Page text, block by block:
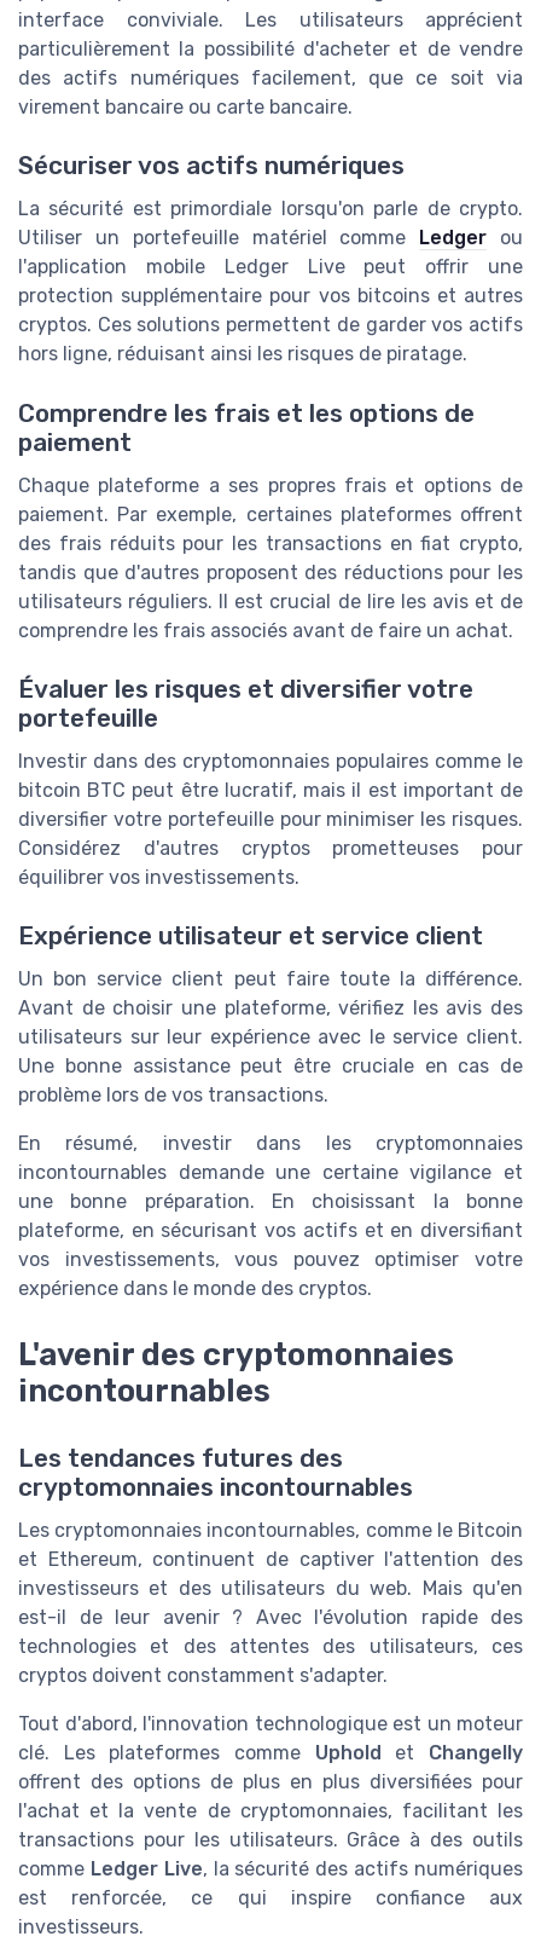
interface conviviale. Les utilisateurs apprécient
particulièrement la possibilité d'acheter et de vendre
des actifs numériques facilement, que ce soit via
virement bancaire ou carte bancaire.
Sécuriser vos actifs numériques
La sécurité est primordiale lorsqu'on parle de crypto.
Utiliser un portefeuille matériel comme
Ledger ou
l'application mobile Ledger Live peut offrir une
protection supplémentaire pour vos bitcoins et autres
cryptos. Ces solutions permettent de garder vos actifs
hors ligne, réduisant ainsi les risques de piratage.
Comprendre les frais et les options de
paiement
Chaque plateforme a ses propres frais et options de
paiement. Par exemple, certaines plateformes offrent
des frais réduits pour les transactions en fiat crypto,
tandis que d'autres proposent des réductions pour les
utilisateurs réguliers. Il est crucial de lire les avis et de
comprendre les frais associés avant de faire un achat.
Évaluer les risques et diversifier votre
portefeuille
Investir dans des cryptomonnaies populaires comme le
bitcoin BTC peut être lucratif, mais il est important de
diversifier votre portefeuille pour minimiser les risques.
Considérez d'autres cryptos prometteuses pour
équilibrer vos investissements.
Expérience utilisateur et service client
Un bon service client peut faire toute la différence.
Avant de choisir une plateforme, vérifiez les avis des
utilisateurs sur leur expérience avec le service client.
Une bonne assistance peut être cruciale en cas de
problème lors de vos transactions.
En résumé, investir dans les cryptomonnaies
incontournables demande une certaine vigilance et
une bonne préparation. En choisissant la bonne
plateforme, en sécurisant vos actifs et en diversifiant
vos investissements, vous pouvez optimiser votre
expérience dans le monde des cryptos.
L'avenir des cryptomonnaies
incontournables
Les tendances futures des
cryptomonnaies incontournables
Les cryptomonnaies incontournables, comme le Bitcoin
et Ethereum, continuent de captiver l'attention des
investisseurs et des utilisateurs du web. Mais qu'en
est-il de leur avenir ? Avec l'évolution rapide des
technologies et des attentes des utilisateurs, ces
cryptos doivent constamment s'adapter.
Tout d'abord, l'innovation technologique est un moteur
clé. Les plateformes comme Uphold et Changelly
offrent des options de plus en plus diversifiées pour
l'achat et la vente de cryptomonnaies, facilitant les
transactions pour les utilisateurs. Grâce à des outils
comme Ledger Live, la sécurité des actifs numériques
est renforcée, ce qui inspire confiance aux
investisseurs.